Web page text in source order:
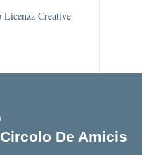
Licenza Creative
De Amicis